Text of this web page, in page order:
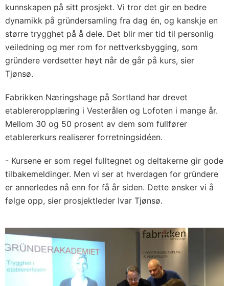
kunnskapen på sitt prosjekt. Vi tror det gir en bedre
dynamikk på gründersamling fra dag én, og kanskje en
større trygghet på å dele. Det blir mer tid til personlig
veiledning og mer rom for nettverksbygging, som
gründere verdsetter høyt når de går på kurs, sier
Tjønsø.
Fabrikken Næringshage på Sortland har drevet
etablereropplæring i Vesterålen og Lofoten i mange år.
Mellom 30 og 50 prosent av dem som fullfører
etablererkurs realiserer forretningsidéen.
- Kursene er som regel fulltegnet og deltakerne gir gode
tilbakemeldinger. Men vi ser at hverdagen for gründere
er annerledes nå enn for få år siden. Dette ønsker vi å
følge opp, sier prosjektleder Ivar Tjønsø.